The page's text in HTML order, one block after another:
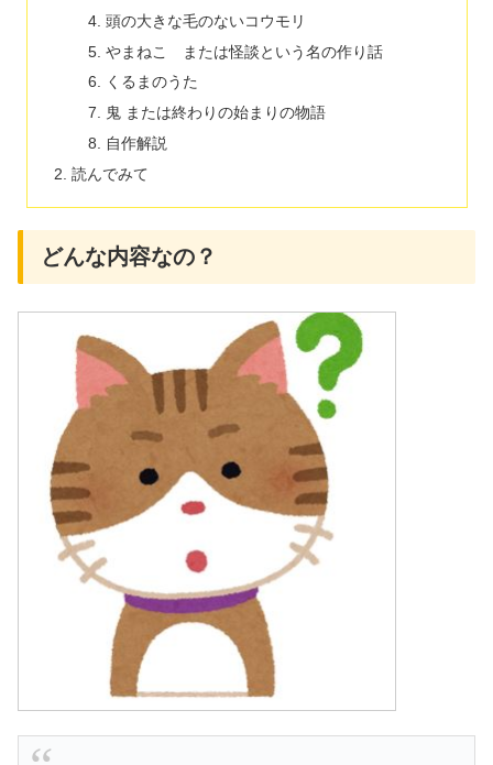
頭の大きな毛のないコウモリ
やまねこ または怪談という名の作り話
くるまのうた
鬼 または終わりの始まりの物語
自作解説
読んでみて
どんな内容なの？